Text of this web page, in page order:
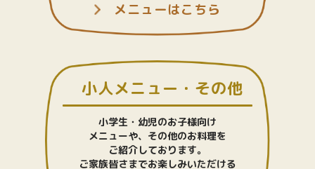
メニューはこちら
小人メニュー・その他
小学生・幼児のお子様向け
メニューや、その他のお料理を
ご紹介しております。
ご家族皆さまでお楽しみいただける